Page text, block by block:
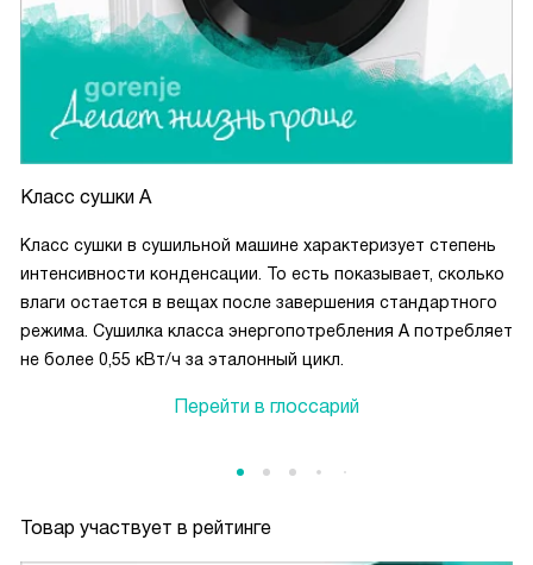
Класс сушки А
Класс сушки в сушильной машине характеризует степень
интенсивности конденсации. То есть показывает, сколько
влаги остается в вещах после завершения стандартного
режима. Сушилка класса энергопотребления А потребляет
не более 0,55 кВт/ч за эталонный цикл.
Перейти в глоссарий
Товар участвует в рейтинге